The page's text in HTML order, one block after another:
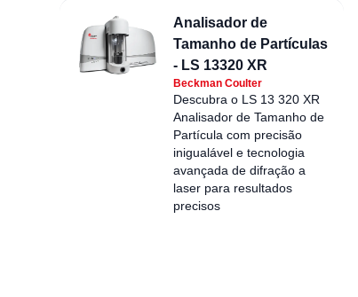
Analisador de
Tamanho de Partículas
- LS 13320 XR
Beckman Coulter
Descubra o LS 13 320 XR
Analisador de Tamanho de
Partícula com precisão
inigualável e tecnologia
avançada de difração a
laser para resultados
precisos